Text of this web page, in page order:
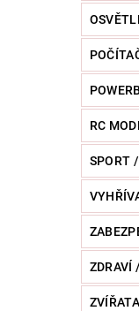
RC
SPORT
ZDRAVÍ